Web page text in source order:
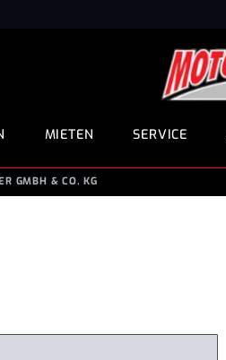
MIETEN SERVICE
GMBH & CO. KG